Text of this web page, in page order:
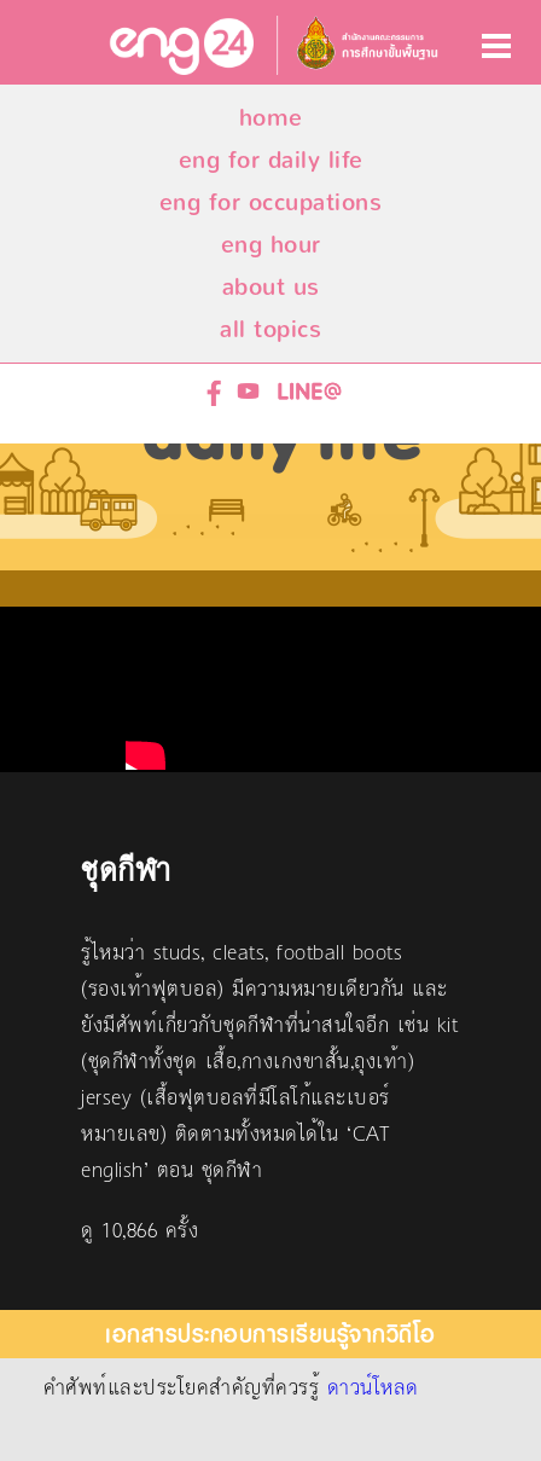
home
eng for daily life
eng for occupations
eng hour
about us
all topics
ชุดกีฬา
รู้ไหมว่า studs, cleats, football boots
(รองเท้าฟุตบอล) มีความหมายเดียวกัน และ
ยังมีศัพท์เกี่ยวกับชุดกีฬาที่น่าสนใจอีก เช่น kit
(ชุดกีฬาทั้งชุด เสื้อ,กางเกงขาสั้น,ถุงเท้า)
jersey (เสื้อฟุตบอลที่มีโลโก้และเบอร์
หมายเลข) ติดตามทั้งหมดได้ใน ‘CAT
english’ ตอน ชุดกีฬา
ดู 10,866 ครั้ง
เอกสารประกอบการเรียนรู้จากวิดีโอ
คำศัพท์และประโยคสำคัญที่ควรรู้ ดาวน์โหลด